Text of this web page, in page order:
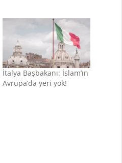
İtalya Başbakanı: İslam’ın
Avrupa’da yeri yok!